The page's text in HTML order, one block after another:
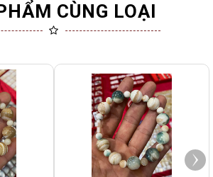
CÙNG LOẠI